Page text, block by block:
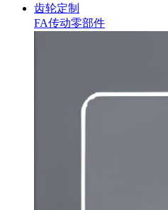
齿轮定制
FA传动零部件